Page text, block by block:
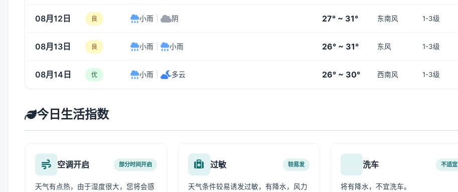
08月12日 良 小雨 阴 27° ~ 31° 东南风 1-3级
08月13日 良 小雨 小雨 26° ~ 31° 东风 1-3级
08月14日 优 小雨 多云 26° ~ 30° 西南风 1-3级
今日生活指数
空调开启 部分时间开启
天气有点热，由于湿度很大，您将会感
过敏 较易发
天气条件较易诱发过敏，有降水，风力
洗车 不适宜
将有降水，不宜洗车。